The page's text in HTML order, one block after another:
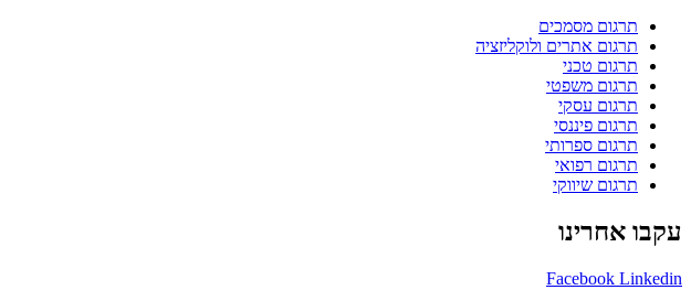
תרגום מסמכים
תרגום אתרים ולוקליזציה
תרגום טכני
תרגום משפטי
תרגום עסקי
תרגום פיננסי
תרגום ספרותי
תרגום רפואי
תרגום שיווקי
עקבו אחרינו
Facebook Linkedin